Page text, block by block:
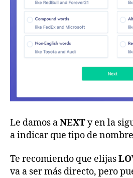
Le damos aNEXTy en la
a indicar que tipo de
Te recomiendo que elijas
va a ser más directo, pero